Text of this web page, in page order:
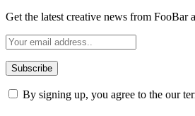
Get the latest creative news from FooBar
By signing up, you agree to the our